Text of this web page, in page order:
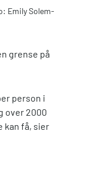
Emily Solem-
grense på
person i
over 2000
kan få, sier